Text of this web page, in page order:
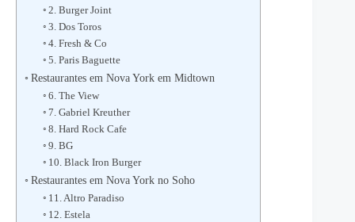
2. Burger Joint
3. Dos Toros
4. Fresh & Co
5. Paris Baguette
Restaurantes em Nova York em Midtown
6. The View
7. Gabriel Kreuther
8. Hard Rock Cafe
9. BG
10. Black Iron Burger
Restaurantes em Nova York no Soho
11. Altro Paradiso
12. Estela